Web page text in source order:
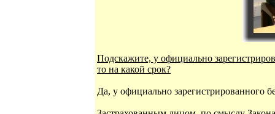
Подскажите, у официально
то на какой срок?
Да, у официально зарегистрированного